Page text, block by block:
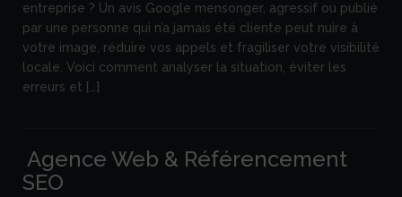
entreprise ? Un avis Google mensonger, agressif ou publié
par une personne qui n’a jamais été cliente peut nuire à
votre image, réduire vos appels et fragiliser votre visibilité
locale. Voici comment analyser la situation, éviter les
erreurs et […]
Agence Web & Référencement
SEO